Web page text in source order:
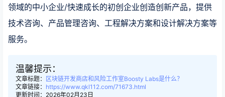
领域的中小企业/快速成长的初创企业创造创新产品，提供
技术咨询、产品管理咨询、工程解决方案和设计解决方案等
服务。
温馨提示：
文章标题：
区块链开发商店和风险工作室Boosty Labs是什么？
文章链接： https://www.qkl112.com/71673.html
更新时间：2026年02月23日